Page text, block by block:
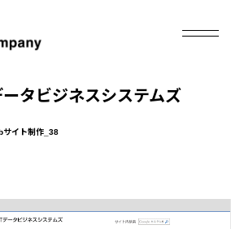
タビジネスシステムズ
サイト制作_38